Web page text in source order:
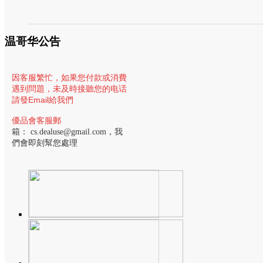
温哥华公告
因客服繁忙， 如果您付款或消費
遇到問題，未及時接聽您的电话
請發Email給我們
優品會客服郵
箱： cs.dealuse@gmail.com ，我
們會即刻幫您處理